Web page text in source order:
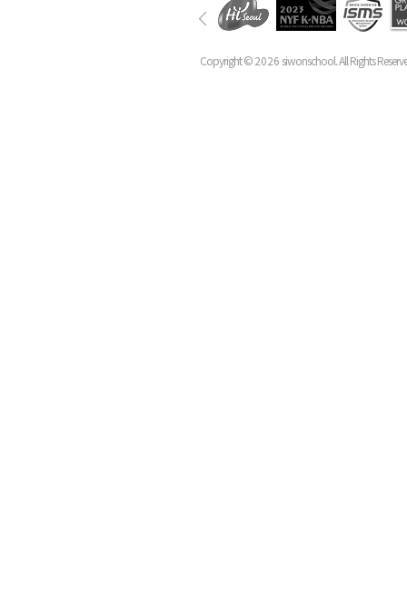
Copyright ©2026 siwonschool. All Rights